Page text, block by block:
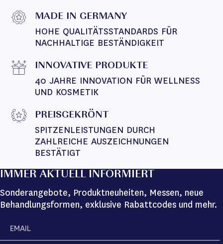
MADE IN GERMANY
HOHE QUALITÄTSSTANDARDS FÜR
NACHHALTIGE BESTÄNDIGKEIT
INNOVATIVE PRODUKTE
40 JAHRE INNOVATION FÜR WELLNESS
UND KOSMETIK
PREISGEKRÖNT
SPITZENLEISTUNGEN DURCH
ZAHLREICHE AUSZEICHNUNGEN
BESTÄTIGT
IMMER AKTUELL INFORMIERT
Sonderangebote, Produktneuheiten, Messen, neue
Behandlungsformen, exklusive Rabattcodes und mehr.